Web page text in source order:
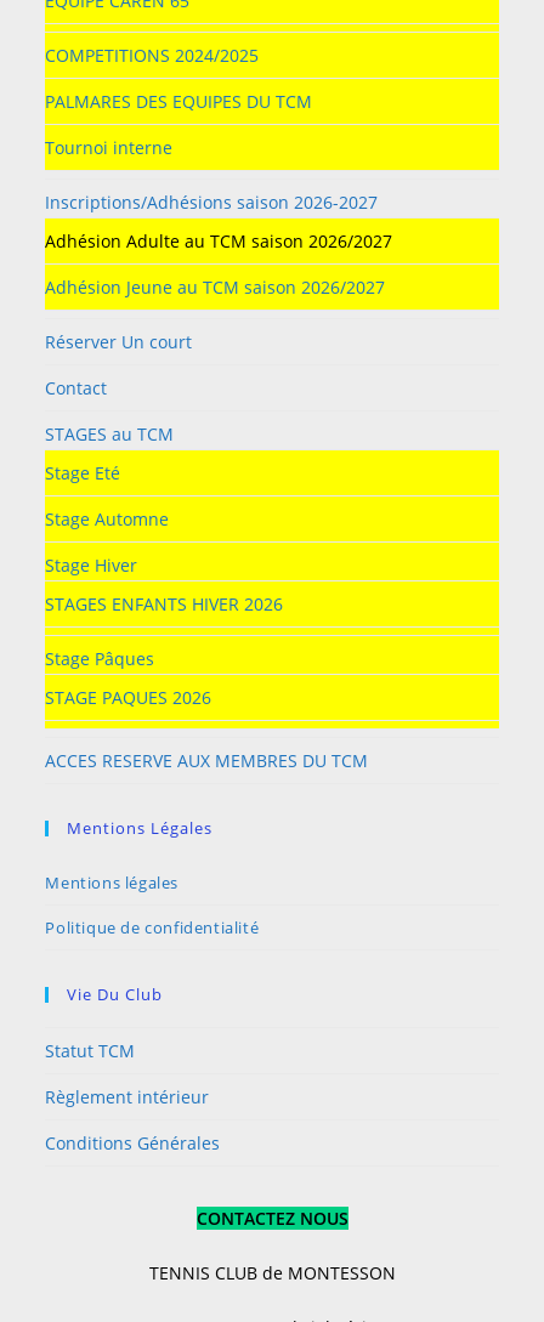
COMPETITIONS 2024/2025
PALMARES DES EQUIPES DU TCM
Tournoi interne
Inscriptions/Adhésions saison 2026-2027
Adhésion Adulte au TCM saison 2026/2027
Adhésion Jeune au TCM saison 2026/2027
Réserver Un court
Contact
STAGES au TCM
Stage Eté
Stage Automne
Stage Hiver
STAGES ENFANTS HIVER 2026
Stage Pâques
STAGE PAQUES 2026
ACCES RESERVE AUX MEMBRES DU TCM
Mentions Légales
Mentions légales
Politique de confidentialité
Vie Du Club
Statut TCM
Règlement intérieur
Conditions Générales
CONTACTEZ NOUS
TENNIS CLUB de MONTESSON